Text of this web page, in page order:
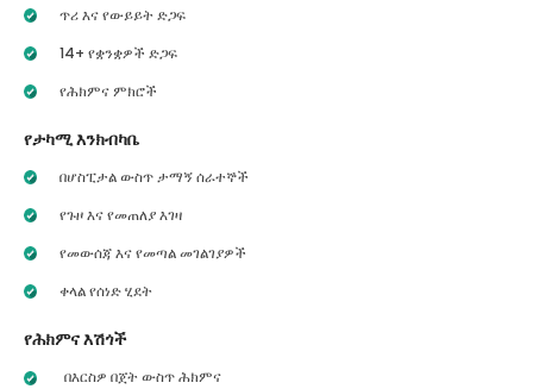
ጥሪ እና የውይይት ድጋፍ
14+ የቋንቋዎች ድጋፍ
የሕክምና ምክሮች
የታካሚ እንክብካቤ
በሆስፒታል ውስጥ ታማኝ ሰራተኞች
የጉዞ እና የመጠለያ እገዛ
የመውሰጃ እና የመጣል መገልገያዎች
ቀላል የሰነድ ሂደት
የሕክምና እሽጎች
በእርስዎ በጀት ውስጥ ሕክምና